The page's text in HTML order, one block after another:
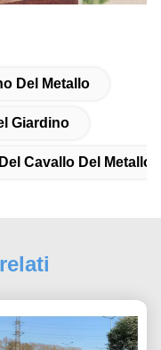
Del Metallo
Giardino
Cavallo Del Metallo